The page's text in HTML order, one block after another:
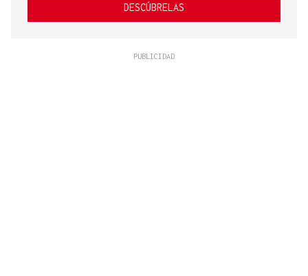
DESCÚBRELAS